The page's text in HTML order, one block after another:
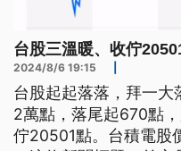
台股三溫暖、收佇
2024/8/6 19:15
台股起起落落，拜一大
2萬點，落尾起670點
佇20501點。台積電股